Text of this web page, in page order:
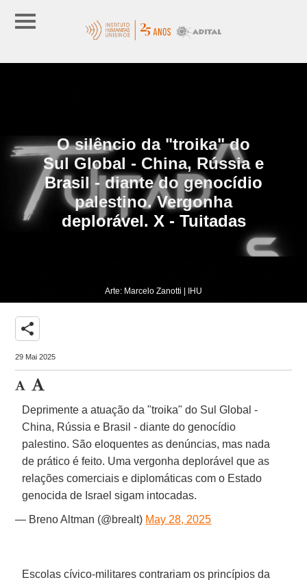
O silêncio da "troika" do
Sul Global - China, Rússia e
Brasil - diante do genocídio
palestino. Vergonha
deplorável. X - Tuitadas
Arte: Marcelo Zanotti | IHU
share
29 Mai 2025
Deprimente a atuação da "troika" do Sul Global -
China, Rússia e Brasil - diante do genocídio
palestino. São eloquentes as denúncias, mas nada
de prático é feito. Uma vergonha deplorável que as
relações comerciais e diplomáticas com o Estado
genocida de Israel sigam intocadas.
— Breno Altman (@brealt) May 28, 2025
Escolas cívico-militares contrariam os princípios da